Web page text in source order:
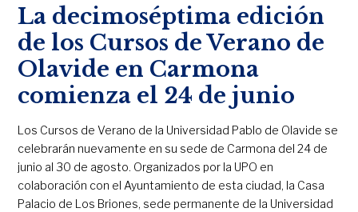
La decimoséptima edición
de los Cursos de Verano de
Olavide en Carmona
comienza el 24 de junio
Los Cursos de Verano de la Universidad Pablo de Olavide se
celebrarán nuevamente en su sede de Carmona del 24 de
junio al 30 de agosto. Organizados por la UPO en
colaboración con el Ayuntamiento de esta ciudad, la Casa
Palacio de Los Briones, sede permanente de la Universidad